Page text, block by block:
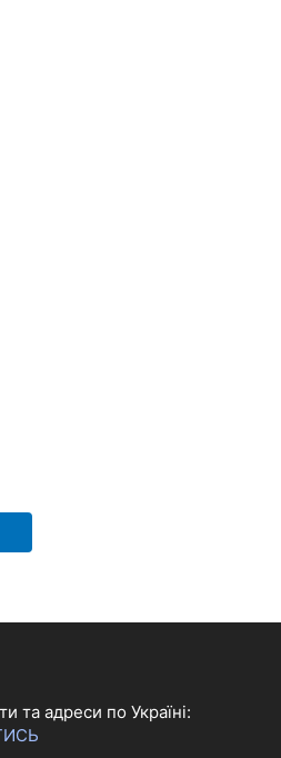
та адреси по Україні: